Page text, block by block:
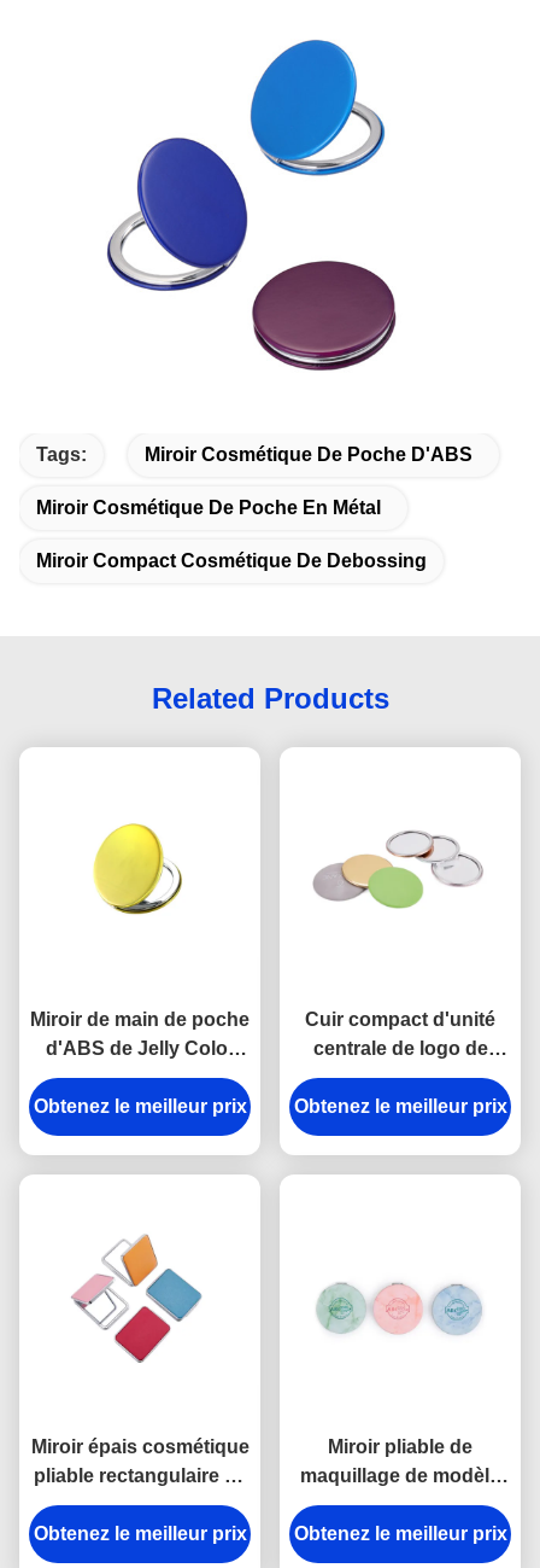
Tags: Miroir Cosmétique De Poche D'ABS
Miroir Cosmétique De Poche En Métal
Miroir Compact Cosmétique De Debossing
Related Products
Miroir de main de poche
d'ABS de Jelly Color
petit de miroir
d'épaisseur cosmétique
de Debossing 10mm
Obtenez le meilleur prix
Cuir compact d'unité
centrale de logo de
miroir de maquillage
d'ABS de série pliable
en verre du miroir 11mm
Obtenez le meilleur prix
Miroir épais cosmétique
pliable rectangulaire de
voyage du miroir 11mm
de poche d'unité
centrale petit
Obtenez le meilleur prix
Miroir pliable de
maquillage de modèle
de miroir d'unité
centrale d'épaisseur
compacte argentée de
Obtenez le meilleur prix